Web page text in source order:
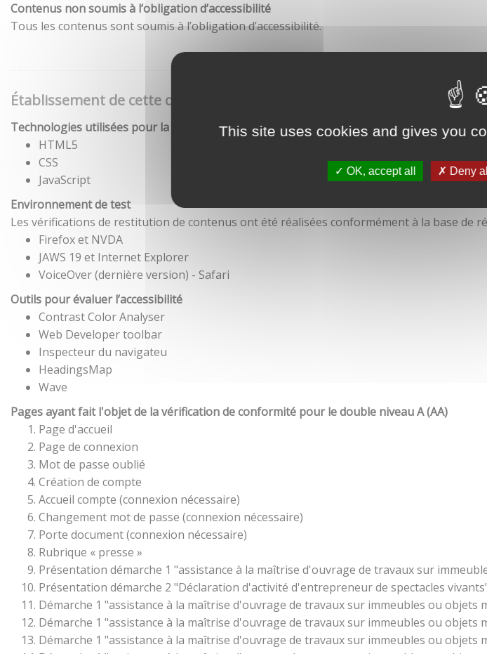
This site uses cookies and gives you
OK, accept all Deny
Contenus non soumis à l’obligation d’accessibilité
Tous les contenus sont soumis à l’obligation d’accessibilité.
Établissement de cette déclaration d'accessibilité
Technologies utilisées pour la réalisation du site
HTML5
CSS
JavaScript
Environnement de test
Les vérifications de restitution de contenus ont été réalisées conformément à la base de
Firefox et NVDA
JAWS 19 et Internet Explorer
VoiceOver (dernière version) - Safari
Outils pour évaluer l’accessibilité
Contrast Color Analyser
Web Developer toolbar
Inspecteur du navigateu
HeadingsMap
Wave
Pages ayant fait l'objet de la vérification de conformité pour le double niveau A (AA)
Page d'accueil
Page de connexion
Mot de passe oublié
Création de compte
Accueil compte (connexion nécessaire)
Changement mot de passe (connexion nécessaire)
Porte document (connexion nécessaire)
Rubrique « presse »
Présentation démarche 1 "assistance à la maîtrise d'ouvrage de travaux sur
Présentation démarche 2 "Déclaration d'activité d'entrepreneur de spectacles
Démarche 1 "assistance à la maîtrise d'ouvrage de travaux sur immeubles ou
Démarche 1 "assistance à la maîtrise d'ouvrage de travaux sur immeubles ou
Démarche 1 "assistance à la maîtrise d'ouvrage de travaux sur immeubles ou